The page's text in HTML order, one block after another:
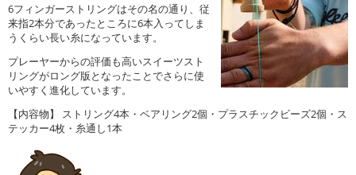
6フィンガーストリングはその名の通り、従
来指2本分であったところに6本入ってしま
うくらい長い糸になっています。
プレーヤーからの評価も高いスイーツスト
リングがロング版となったことでさらに使
いやすく進化しています。
【内容物】 ストリング4本・ベアリング2個・プラスチックビーズ2個・ス
テッカー4枚・糸通し1本